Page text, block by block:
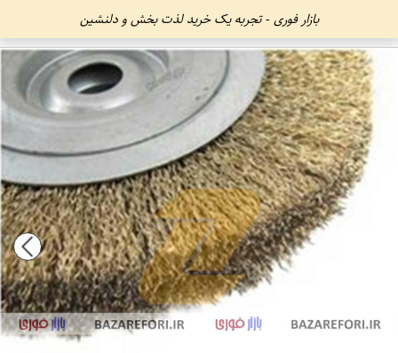
بازار فوری - تجربه یک خرید لذت بخش و دلنشین